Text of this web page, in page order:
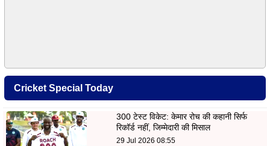
Cricket Special Today
300 टेस्ट विकेट: केमार रोच की कहानी सिर्फ
रिकॉर्ड नहीं, जिम्मेदारी की मिसाल
29 Jul 2026 08:55